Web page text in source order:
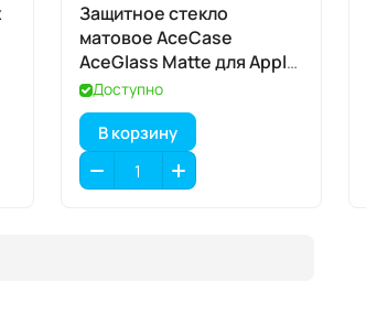
Защитное стекло
матовое AceCase
AceGlass Matte для Apple
iPhone 17 Pro
Доступно
В корзину